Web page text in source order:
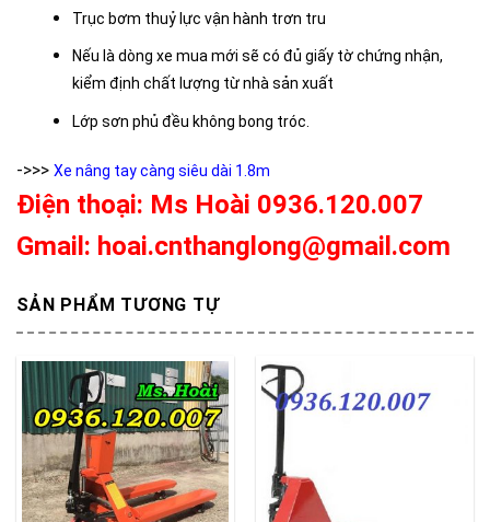
Trục bơm thuỷ lực vận hành trơn tru
Nếu là dòng xe mua mới sẽ có đủ giấy tờ chứng nhận,
kiểm định chất lượng từ nhà sản xuất
Lớp sơn phủ đều không bong tróc.
->>> Xe nâng tay càng siêu dài 1.8m
Điện thoại: Ms Hoài 0936.120.007
Gmail: hoai.cnthanglong@gmail.com
SẢN PHẨM TƯƠNG TỰ